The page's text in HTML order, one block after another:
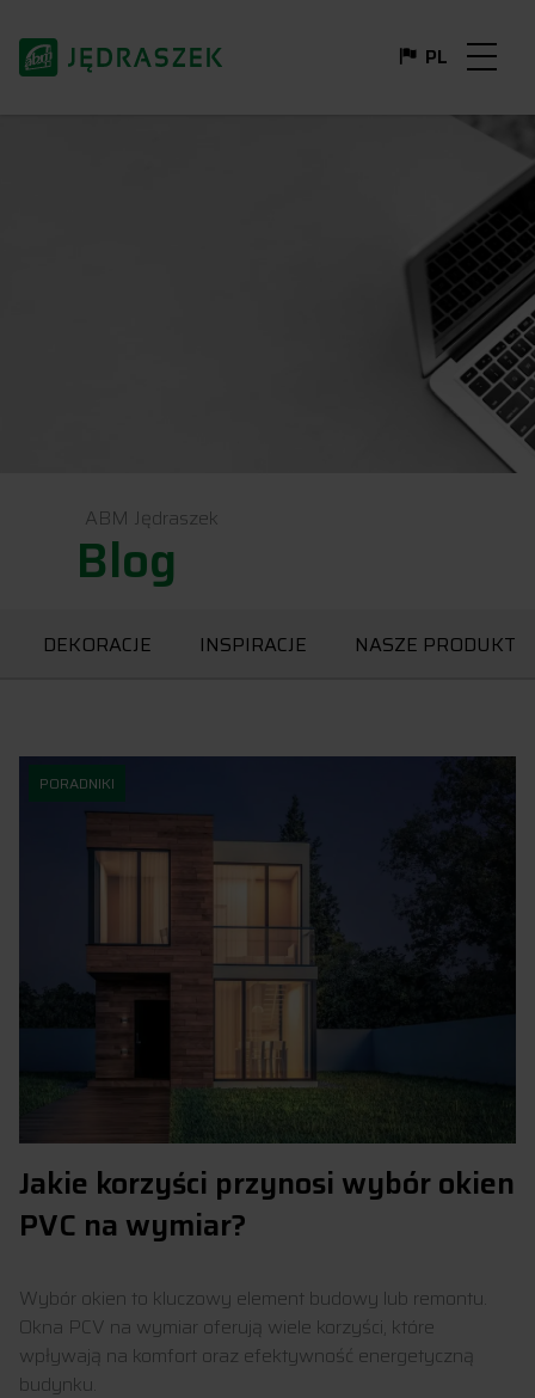
PL
IT
ABM Jędraszek
Blog
DEKORACJE INSPIRACJE NASZE PRODUKTY
PORADNIKI
Jakie korzyści przynosi wybór okien
PVC na wymiar?
Wybór okien to kluczowy element budowy lub remontu.
Okna PCV na wymiar oferują wiele korzyści, które
wpływają na komfort oraz efektywność energetyczną
budynku.